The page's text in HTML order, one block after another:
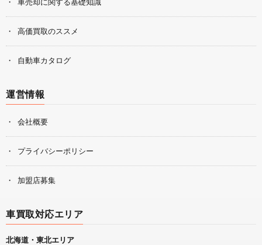
高価買取のススメ
自動車カタログ
運営情報
会社概要
プライバシーポリシー
加盟店募集
車買取対応エリア
北海道・東北エリア